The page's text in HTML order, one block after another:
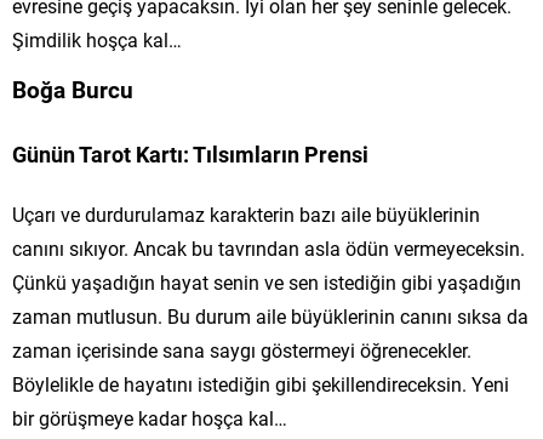
evresine geçiş yapacaksın. İyi olan her şey seninle gelecek.
Şimdilik hoşça kal…
Boğa Burcu
Günün Tarot Kartı: Tılsımların Prensi
Uçarı ve durdurulamaz karakterin bazı aile büyüklerinin
canını sıkıyor. Ancak bu tavrından asla ödün vermeyeceksin.
Çünkü yaşadığın hayat senin ve sen istediğin gibi yaşadığın
zaman mutlusun. Bu durum aile büyüklerinin canını sıksa da
zaman içerisinde sana saygı göstermeyi öğrenecekler.
Böylelikle de hayatını istediğin gibi şekillendireceksin. Yeni
bir görüşmeye kadar hoşça kal…